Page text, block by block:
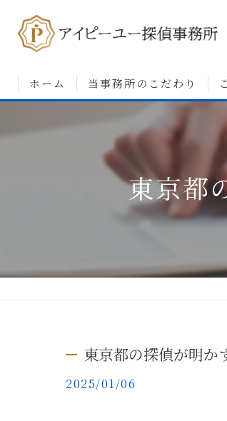
ホーム 当事務所のこだわり
東京都
東京都の探偵が明か
2025/01/06